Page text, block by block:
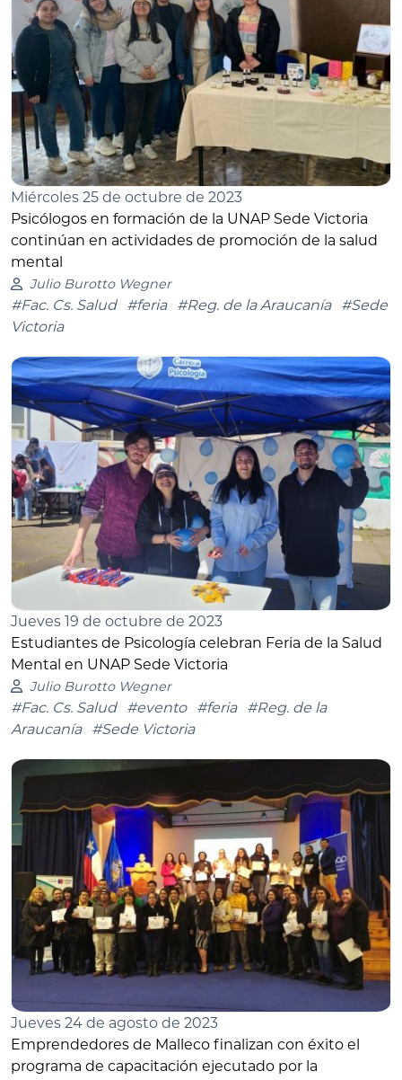
Miércoles 25 de octubre de 2023
Psicólogos en formación de la UNAP Sede Victoria
continúan en actividades de promoción de la salud
mental
Julio Burotto Wegner
#Fac. Cs. Salud #feria #Reg. de la Araucanía
#Sede
Victoria
Jueves 19 de octubre de 2023
Estudiantes de Psicología celebran Feria de la Salud
Mental en UNAP Sede Victoria
Julio Burotto Wegner
#Fac. Cs. Salud #evento #feria
#Reg. de la
Araucanía
#Sede Victoria
Jueves 24 de agosto de 2023
Emprendedores de Malleco finalizan con éxito el
programa de capacitación ejecutado por la